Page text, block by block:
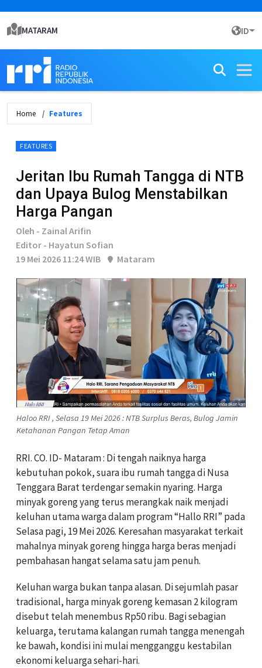
MATARAM ID
Home Features
FEATURES
Jeritan Ibu Rumah Tangga di NTB
dan Upaya Bulog Menstabilkan
Harga Pangan
Oleh - Zainal Arifin
Editor - Hayatun Sofian
19 Mei 2026 11:24 WIB
Mataram
Haloo RRI , Selasa 19 Mei 2026 : NTB Surplus Beras, Bulog Jamin
Ketahanan Pangan Tetap Aman
RRI. CO. ID- Mataram : Di tengah naiknya harga
kebutuhan pokok, suara ibu rumah tangga di Nusa
Tenggara Barat terdengar semakin nyaring. Harga
minyak goreng yang terus merangkak naik menjadi
keluhan utama warga dalam program “Hallo RRI” pada
Selasa pagi, 19 Mei 2026. Keresahan masyarakat terkait
mahalnya minyak goreng hingga harga beras menjadi
pembahasan hangat selama satu jam penuh.
Keluhan warga bukan tanpa alasan. Di sejumlah pasar
tradisional, harga minyak goreng kemasan 2 kilogram
disebut telah menembus Rp50 ribu. Bagi sebagian
keluarga, terutama kalangan rumah tangga menengah
ke bawah, kondisi ini mulai mengganggu kestabilan
ekonomi keluarga sehari-hari.